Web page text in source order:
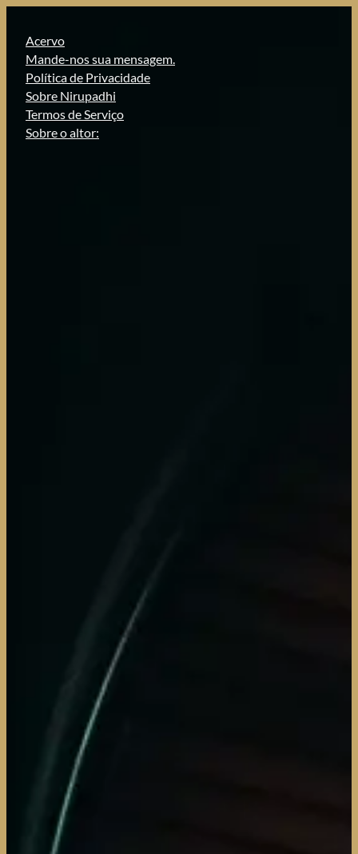
conteúdo
Acervo
Mande-nos sua mensagem.
Política de Privacidade
Sobre Nirupadhi
Termos de Serviço
Sobre o altor: